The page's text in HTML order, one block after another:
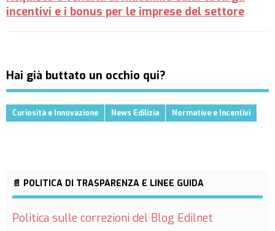
incentivi e i bonus per le imprese del settore
Hai già buttato un occhio qui?
Curiosità e Innovazione News Edilizia Normative e Incentivi
📄 POLITICA DI TRASPARENZA E LINEE GUIDA
Politica sulle correzioni del Blog Edilnet